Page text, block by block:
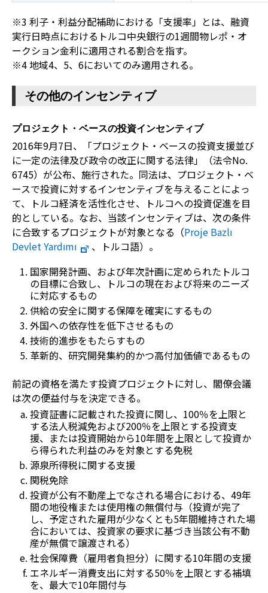
※3 利子・利益分配補助における「支援率」とは、融資
実行日時点におけるトルコ中央銀行の1週間物レポ・オ
ークション金利に適用される割合を指す。
※4 地域4、5、6においてのみ適用される。
その他のインセンティブ
プロジェクト・ベースの投資インセンティブ
2016年9月7日、「プロジェクト・ベースの投資支援並び
に一定の法律及び政令の改正に関する法律」（法令No.
6745）が公布、施行された。同法は、プロジェクト・ベ
ースで投資に対するインセンティブを与えることによっ
て、トルコ経済を活性化させ、トルコへの投資促進を目
的としている。なお、当該インセンティブは、次の条件
に合致するプロジェクトが対象となる（Proje Bazlı
Devlet Yardımı
、トルコ語）。
国家開発計画、および年次計画に定められたトルコ
の目標に合致し、トルコの現在および将来のニーズ
に対応するもの
供給の安全に関する保障を確実にするもの
外国への依存性を低下させるもの
技術的進歩をもたらすもの
革新的、研究開発集約的かつ高付加価値であるもの
前記の資格を満たす投資プロジェクトに対し、閣僚会議
は次の便益付与を決定できる。
投資証書に記載された投資に関し、100％を上限と
する法人税減免および200％を上限とする投資支
援、または投資開始から10年間を上限として投資か
ら得られた利益のみを対象とする免税
源泉所得税に関する支援
関税免除
投資が公有不動産上でなされる場合における、49年
間の地役権または使用権の無償付与（投資が完了
し、予定された雇用が少なくとも5年間維持された場
合においては、投資家の要求に基づき当該公有不動
産が無償で譲渡される）
社会保障費（雇用者負担分）に関する10年間の支援
エネルギー消費支出に対する50％を上限とする補填
を、最大で10年間付与